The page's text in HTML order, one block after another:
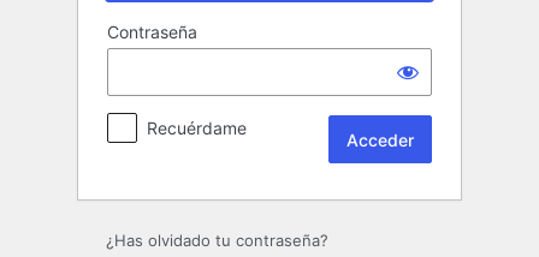
Contraseña
Recuérdame
¿Has olvidado tu contraseña?